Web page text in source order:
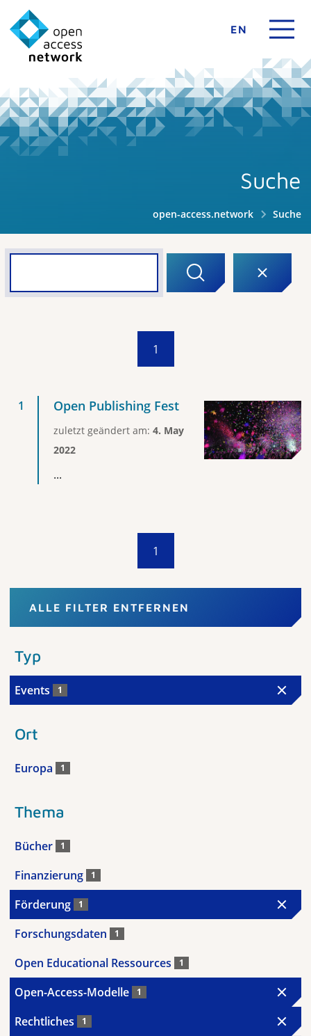
EN
Suche
open-access.network Suche
1
Open Publishing Fest
zuletzt geändert am: 4. May
2022
...
1
ALLE FILTER ENTFERNEN
Typ
Events 1
Ort
Europa 1
Thema
Bücher 1
Finanzierung 1
Förderung 1
Forschungsdaten 1
Open Educational Ressources 1
Open-Access-Modelle 1
Rechtliches 1